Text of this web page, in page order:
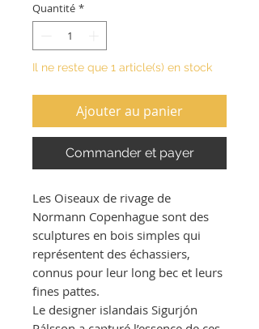
Quantité *
Il ne reste que 1 article(s) en stock
Ajouter au panier
Commander et payer
Les Oiseaux de rivage de
Normann Copenhague sont des
sculptures en bois simples qui
représentent des échassiers,
connus pour leur long bec et leurs
fines pattes.
Le designer islandais Sigurjón